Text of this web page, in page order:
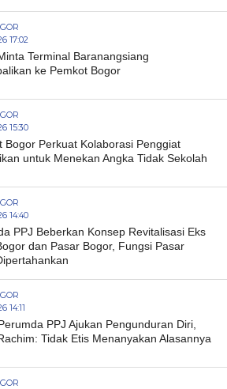
17:02
Terminal Baranangsiang
ke Pemkot Bogor
15:30
Bogor Perkuat Kolaborasi Penggiat
untuk Menekan Angka Tidak Sekolah
14:40
PPJ Beberkan Konsep Revitalisasi Eks
dan Pasar Bogor, Fungsi Pasar
14:11
PPJ Ajukan Pengunduran Diri,
Tidak Etis Menanyakan Alasannya